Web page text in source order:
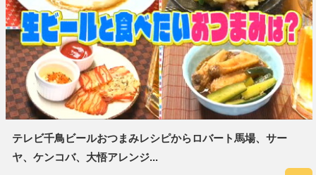
テレビ千鳥ビールおつまみレシピからロバート馬場、サー
ヤ、ケンコバ、大悟アレンジ...